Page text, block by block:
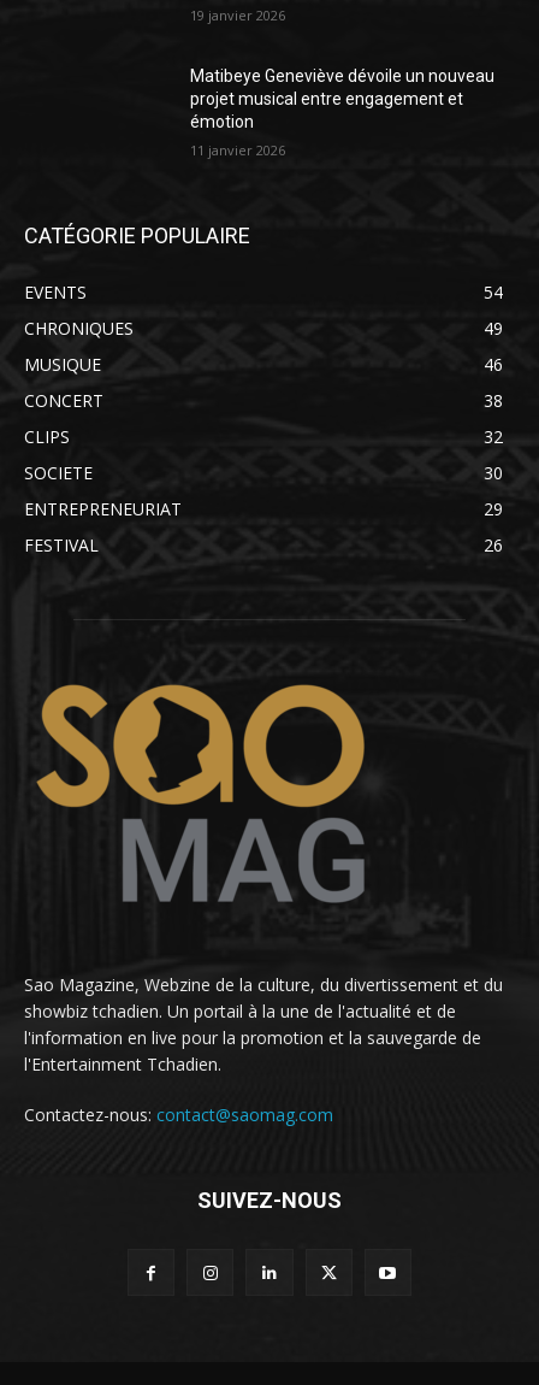
19 janvier 2026
Matibeye Geneviève dévoile un nouveau
projet musical entre engagement et
émotion
11 janvier 2026
CATÉGORIE POPULAIRE
EVENTS
54
CHRONIQUES
49
MUSIQUE
46
CONCERT
38
CLIPS
32
SOCIETE
30
ENTREPRENEURIAT
29
FESTIVAL
26
Sao Magazine, Webzine de la culture, du divertissement et du
showbiz tchadien. Un portail à la une de l'actualité et de
l'information en live pour la promotion et la sauvegarde de
l'Entertainment Tchadien.
Contactez-nous: contact@saomag.com
SUIVEZ-NOUS